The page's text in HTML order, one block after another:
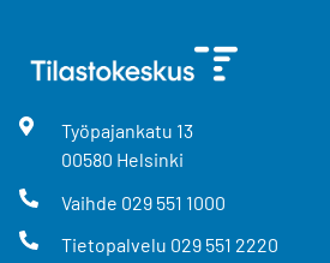
Työpajankatu 13
00580 Helsinki
Vaihde 029 551 1000
Tietopalvelu 029 551 2220